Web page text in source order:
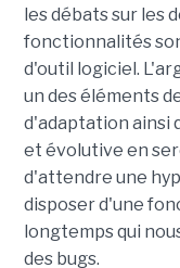
les débats sur les
fonctionnalités
d'outil logiciel.
un des éléments
d'adaptation ainsi
et évolutive en
d'attendre une
disposer d'une
longtemps qui
des bugs.